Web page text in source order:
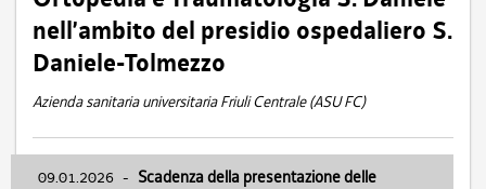
nell’ambito del presidio ospedaliero S.
Daniele-Tolmezzo
Azienda sanitaria universitaria Friuli Centrale (ASU FC)
09.01.2026 - Scadenza della presentazione delle